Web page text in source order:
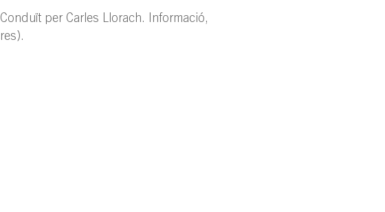
per Carles Llorach. Informació,